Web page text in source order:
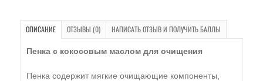
ОПИСАНИЕ ОТЗЫВЫ (0) НАПИСАТЬ ОТЗЫВ И ПОЛУЧИТЬ БАЛЛЫ
Пенка с кокосовым маслом для очищения
Пенка содержит мягкие очищающие компоненты,